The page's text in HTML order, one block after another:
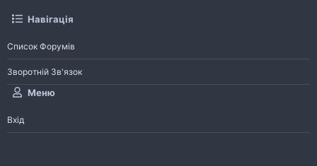
Навігація
Список Форумів
Зворотній Зв'язок
Меню
Вхід